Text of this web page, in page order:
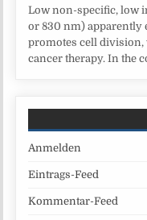
Low non-specific, low
or 830 nm) apparently
promotes cell division,
cancer therapy. In the
Anmelden
Eintrags-Feed
Kommentar-Feed